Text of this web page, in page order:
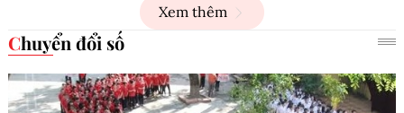
Xem thêm
Chuyển đổi số